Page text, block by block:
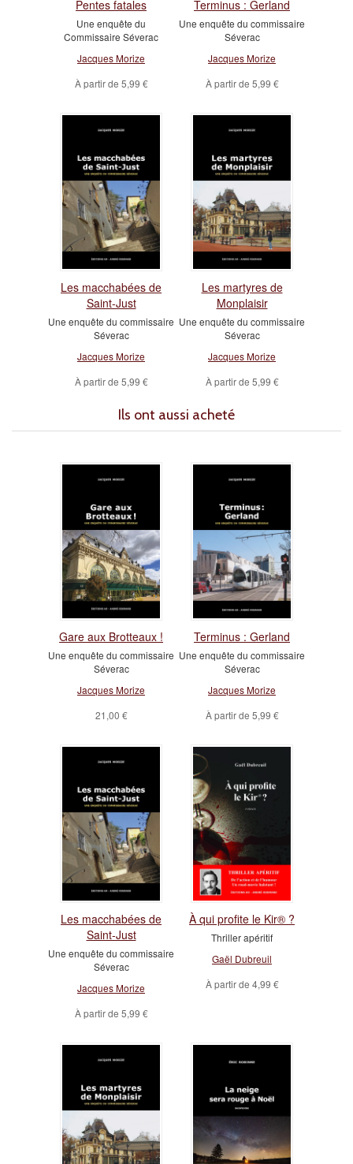
Pentes fatales
Une enquête du
Commissaire Séverac
Jacques Morize
À partir de 5,99 €
Terminus : Gerland
Une enquête du commissaire
Séverac
Jacques Morize
À partir de 5,99 €
Les macchabées de
Saint-Just
Une enquête du commissaire
Séverac
Jacques Morize
À partir de 5,99 €
Les martyres de
Monplaisir
Une enquête du commissaire
Séverac
Jacques Morize
À partir de 5,99 €
Ils ont aussi acheté
Gare aux Brotteaux !
Une enquête du commissaire
Séverac
Jacques Morize
21,00 €
Terminus : Gerland
Une enquête du commissaire
Séverac
Jacques Morize
À partir de 5,99 €
Les macchabées de
Saint-Just
Une enquête du commissaire
Séverac
Jacques Morize
À partir de 5,99 €
À qui profite le Kir® ?
Thriller apéritif
Gaël Dubreuil
À partir de 4,99 €